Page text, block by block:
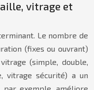
vitrage et
Le nombre de
(fixes ou ouvrant)
(simple, double,
vitrage sécurité) a un